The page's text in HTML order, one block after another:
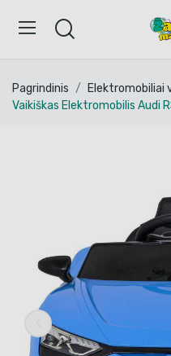
Pagrindinis Elektromobiliai
Vaikiškas Elektromobilis Audi